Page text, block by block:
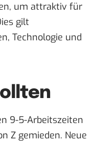
um attraktiv für
gilt
Technologie und
9-5-Arbeitszeiten
Z gemieden. Neue